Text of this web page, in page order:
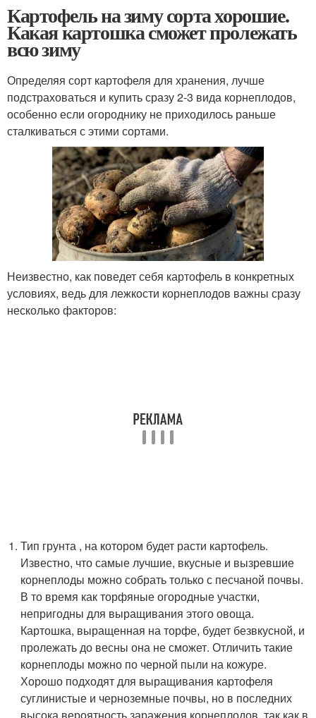
Картофель на зиму сорта хорошие.
Какая картошка сможет пролежать
всю зиму
Определяя сорт картофеля для хранения, лучше
подстраховаться и купить сразу 2-3 вида корнеплодов,
особенно если огороднику не приходилось раньше
сталкиваться с этими сортами.
Неизвестно, как поведет себя картофель в конкретных
условиях, ведь для лежкости корнеплодов важны сразу
несколько факторов:
Тип грунта , на котором будет расти картофель.
Известно, что самые лучшие, вкусные и вызревшие
корнеплоды можно собрать только с песчаной почвы.
В то время как торфяные огородные участки,
непригодны для выращивания этого овоща.
Картошка, выращенная на торфе, будет безвкусной, и
пролежать до весны она не сможет. Отличить такие
корнеплоды можно по черной пыли на кожуре.
Хорошо подходят для выращивания картофеля
суглинистые и черноземные почвы, но в последних